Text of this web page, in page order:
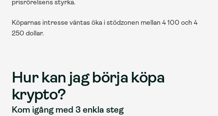
prisrörelsens styrka.
Köparnas intresse väntas öka i stödzonen mellan 4 100 och 4
250 dollar.
Hur kan jag börja köpa
krypto?
Kom igång med 3 enkla steg